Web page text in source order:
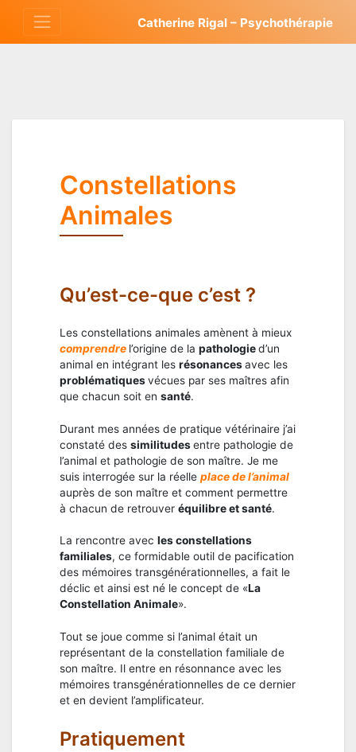
contenu
Catherine Rigal – Psychothérapie
Constellations
Animales
Qu’est-ce-que c’est ?
Les constellations animales amènent à mieux
comprendre l’origine de la pathologied’un
animal en intégrant les résonancesavec les
problématiquesvécues par ses maîtres afin
que chacun soit en santé.
Durant mes années de pratique vétérinaire j’ai
constaté des similitudesentre pathologie de
l’animal et pathologie de son maître. Je me
suis interrogée sur la réelle place de l’animal
auprès de son maître et comment permettre
à chacun de retrouver équilibre et santé.
La rencontre avec les constellations
familiales, ce formidable outil de pacification
des mémoires transgénérationnelles, a fait le
déclic et ainsi est né le concept de «La
Constellation Animale».
Tout se joue comme si l’animal était un
représentant de la constellation familiale de
son maître. Il entre en résonnance avec les
mémoires transgénérationnelles de ce dernier
et en devient l’amplificateur.
Pratiquement